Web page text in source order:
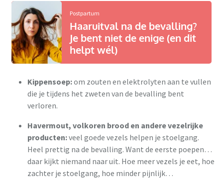
Postpartum
Haaruitval na de bevalling?
Je bent niet de enige (en dit
helpt wél)
Kippensoep:om zouten en elektrolyten aan te vullen
die je tijdens het zweten van de bevalling bent
verloren.
Havermout, volkoren brood en andere vezelrijke
producten:veel goede vezels helpen je stoelgang.
Heel prettig na de bevalling. Want de eerste poepen…
daar kijkt niemand naar uit. Hoe meer vezels je eet, hoe
zachter je stoelgang, hoe minder pijnlijk…